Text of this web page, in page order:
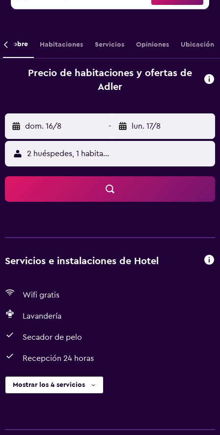
Sobre Habitaciones Servicios Opiniones Ubicación
Precio de habitaciones y ofertas de
Adler
dom. 16/8 - lun. 17/8
2 huéspedes, 1 habitación
Servicios e instalaciones de Hotel
Wifi gratis
Lavandería
Secador de pelo
Recepción 24 horas
Mostrar los 4 servicios